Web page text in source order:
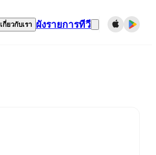
เกี่ยวกับเรา ผังรายการทีวี